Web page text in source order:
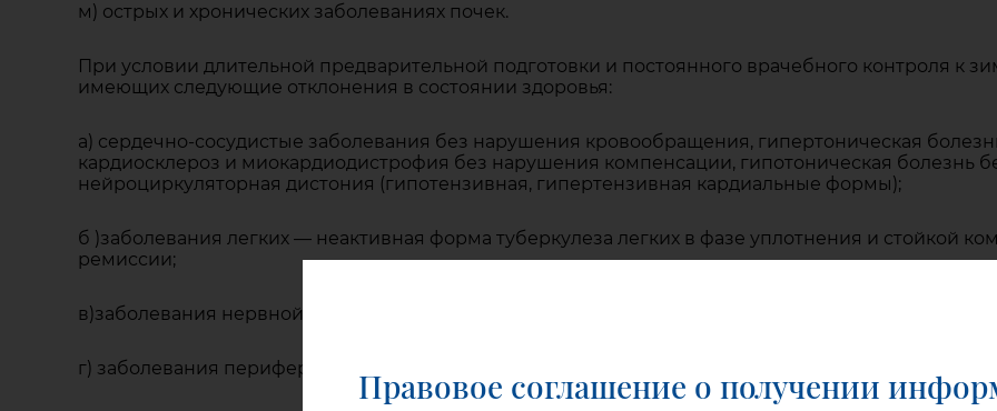
м) острых и хронических заболеваниях почек.
При условии длительной предварительной подготовки и постоянного врачебного контроля к
имеющих следующие отклонения в состоянии здоровья:
а) сердечно-сосудистые заболевания без нарушения кровообращения, гипертоническая
кардиосклероз и миокардиодистрофия без нарушения компенсации, гипотоническая болезнь
нейроциркуляторная дистония (гипотензивная, гипертензивная кардиальные формы);
б )заболевания легких — неактивная форма туберкулеза легких в фазе уплотнения и стойкой
ремиссии;
в)заболевания нервной системы (умеренно выраженные формы неврастении);
г) заболевания периферической нервной системы (радикулиты, плекситы и другие без
Правовое соглашение о получении